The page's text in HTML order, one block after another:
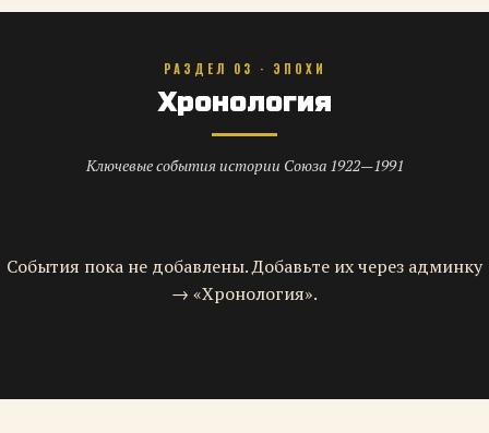
РАЗДЕЛ 03 · ЭПОХИ
Хронология
Ключевые события истории Союза 1922—1991
События пока не добавлены. Добавьте их через админку
→ «Хронология».